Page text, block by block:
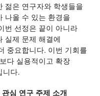
젊은 연구자와 학생들을
나올 수 있는 환경을
번 선정은 끝이 아니라
실제 문제 해결에
중요합니다. 이번 기회를
보다 실용적이고 확장
니다.
심 연구 주제 소개